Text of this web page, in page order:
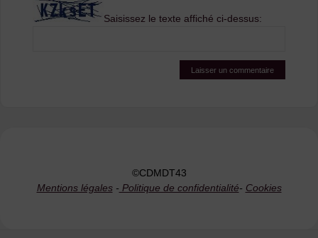
Saisissez le texte affiché ci-dessus:
©CDMDT43
Mentions légales- Politique de confidentialité- Cookies